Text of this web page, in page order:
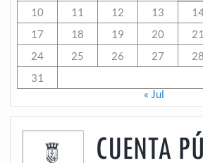
10
11 12 13
17
18 19 20 21
24
25 26 27 28
31
« Jul